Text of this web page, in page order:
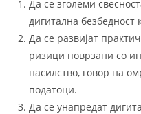
Да се зголеми
дигитална безбедност
Да се развијат
ризици поврзани со
насилство, говор на
податоци.
Да се унапредат